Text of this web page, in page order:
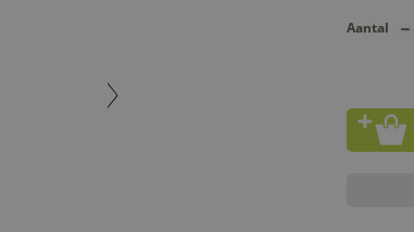
Aantal